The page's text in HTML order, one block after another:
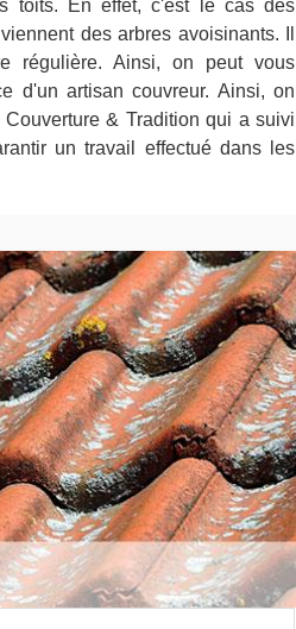
toits. En effet, c'est le cas des
des arbres avoisinants. Il
régulière. Ainsi, on peut vous
d'un artisan couvreur. Ainsi, on
& Tradition qui a suivi
un travail effectué dans les